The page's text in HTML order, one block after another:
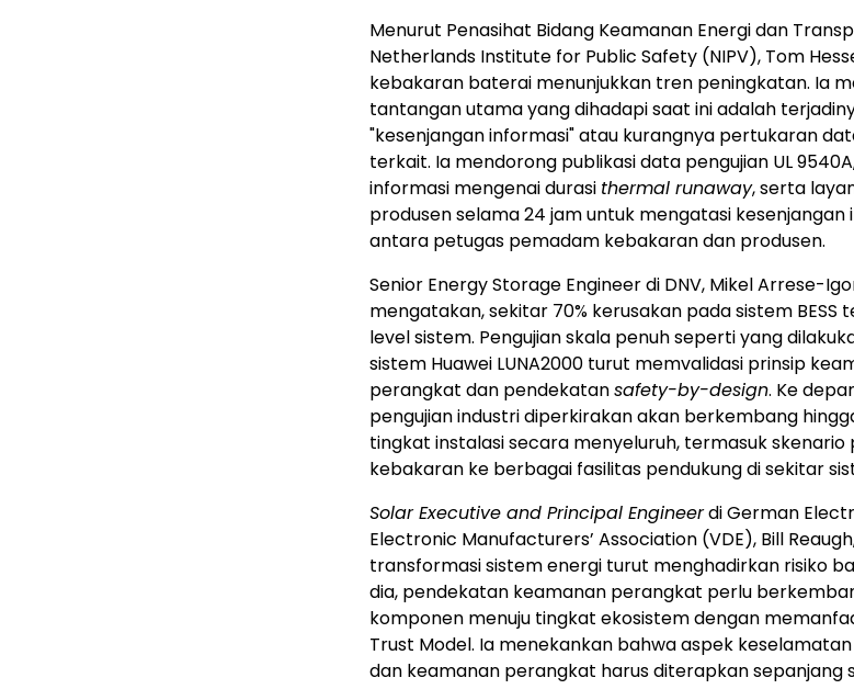
Menurut Penasihat Bidang Keamanan Energi dan
Netherlands Institute for Public Safety (NIPV), Tom
kebakaran baterai menunjukkan tren peningkatan. Ia
tantangan utama yang dihadapi saat ini adalah
"kesenjangan informasi" atau kurangnya pertukaran
terkait. Ia mendorong publikasi data pengujian UL
informasi mengenai durasi thermal runaway, serta
produsen selama 24 jam untuk mengatasi kesenjangan
antara petugas pemadam kebakaran dan produsen.
Senior Energy Storage Engineer di DNV, Mikel Arrese-
mengatakan, sekitar 70% kerusakan pada sistem BESS
level sistem. Pengujian skala penuh seperti yang
sistem Huawei LUNA2000 turut memvalidasi prinsip
perangkat dan pendekatansafety-by-design. Ke
pengujian industri diperkirakan akan berkembang
tingkat instalasi secara menyeluruh, termasuk
kebakaran ke berbagai fasilitas pendukung di sekitar
Solar Executive and Principal Engineerdi German
Electronic Manufacturers’ Association (VDE), Bill
transformasi sistem energi turut menghadirkan risiko
dia, pendekatan keamanan perangkat perlu
komponen menuju tingkat ekosistem dengan
Trust Model. Ia menekankan bahwa aspek
dan keamanan perangkat harus diterapkan sepanjang